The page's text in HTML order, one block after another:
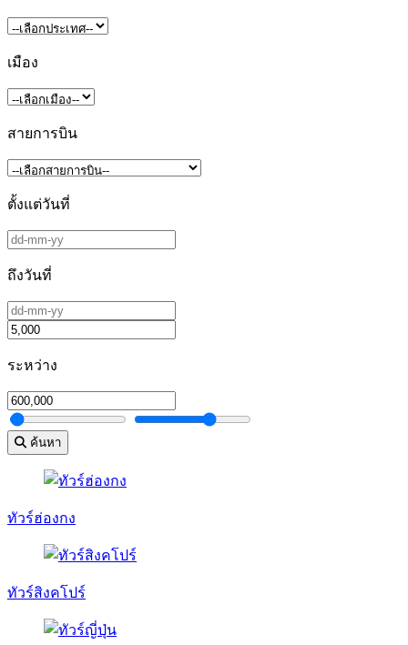
เมือง
สายการบิน
ตั้งแต่วันที่
ถึงวันที่
ระหว่าง
ค้นหา
ทัวร์ฮ่องกง
ทัวร์สิงคโปร์